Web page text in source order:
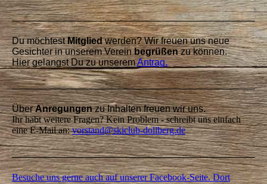
Du möchtestMitgliedwerden? Wir freuen uns neue
Gesichter in unserem Vereinbegrüßenzu können.
Hier gelangst Du zu unseremAntrag.
ÜberAnregungenzu Inhalten freuen wir uns.
Ihr habt weitere Fragen? Kein Problem - schreibt uns einfach
eine E-Mail an:vorstand@skiclub-dollberg.de
Besuche uns gerne auch auf unserer Facebook-Seite. Dort